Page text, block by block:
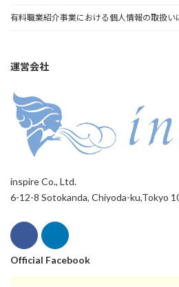
有料職業紹介事業における個人情報の取扱い
運営会社
inspire Co., Ltd.
6-12-8 Sotokanda, Chiyoda-ku,Tokyo
Official Facebook